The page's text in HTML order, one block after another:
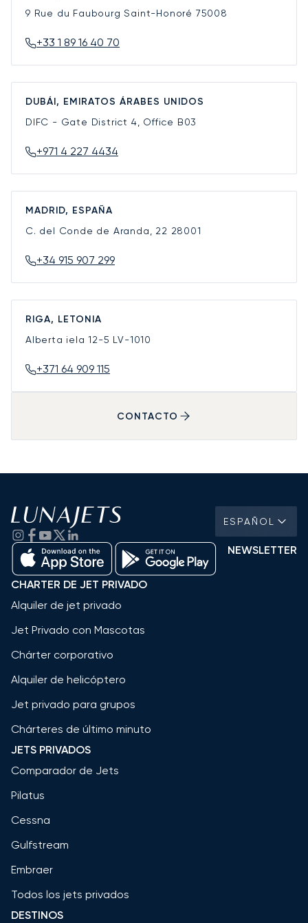
9 Rue du Faubourg Saint-Honoré 75008
+33 1 89 16 40 70
DUBÁI, EMIRATOS ÁRABES UNIDOS
DIFC - Gate District 4, Office B03
+971 4 227 4434
MADRID, ESPAÑA
C. del Conde de Aranda, 22 28001
+34 915 907 299
RIGA, LETONIA
Alberta iela 12-5 LV-1010
+371 64 909 115
CONTACTO
ESPAÑOL
NEWSLETTER
CHARTER DE JET PRIVADO
Alquiler de jet privado
Jet Privado con Mascotas
Chárter corporativo
Alquiler de helicóptero
Jet privado para grupos
Chárteres de último minuto
JETS PRIVADOS
Comparador de Jets
Pilatus
Cessna
Gulfstream
Embraer
Todos los jets privados
DESTINOS